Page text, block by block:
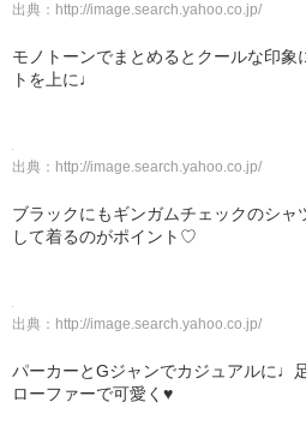
出典： http://image.search.yahoo.co.jp/
モノトーンでまとめるとクールな印
トを上に♩
出典： http://image.search.yahoo.co.jp/
ブラックにもギンガムチェックのシ
して着るのがポイント♡
出典： http://image.search.yahoo.co.jp/
パーカーとGジャンでカジュアルに♩
ローファーで可愛く♥